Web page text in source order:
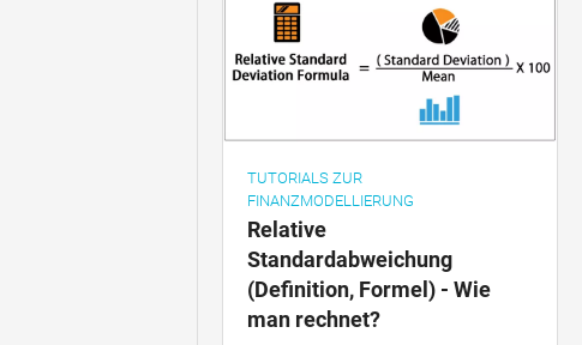
TUTORIALS ZUR
FINANZMODELLIERUNG
Relative
Standardabweichung
(Definition, Formel) - Wie
man rechnet?